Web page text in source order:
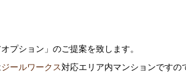
プション」のご提案を致します。
ジールワークス対応エリア内マンションですの